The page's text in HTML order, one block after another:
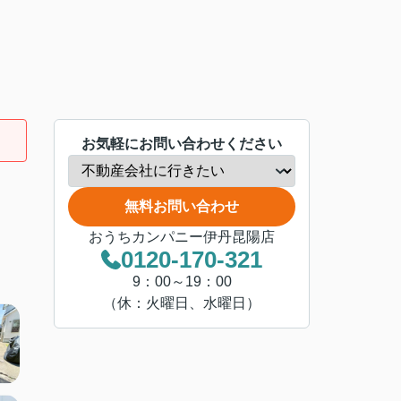
お気軽にお問い合わせください
無料お問い合わせ
おうちカンパニー伊丹昆陽店
0120-170-321
9：00～19：00
（休：火曜日、水曜日）